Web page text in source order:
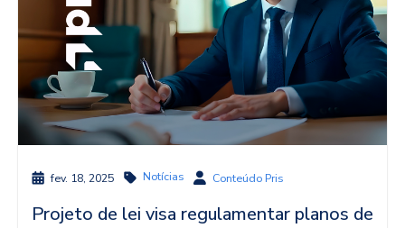
fev. 18, 2025 Notícias Conteúdo Pris
Projeto de lei visa regulamentar planos de